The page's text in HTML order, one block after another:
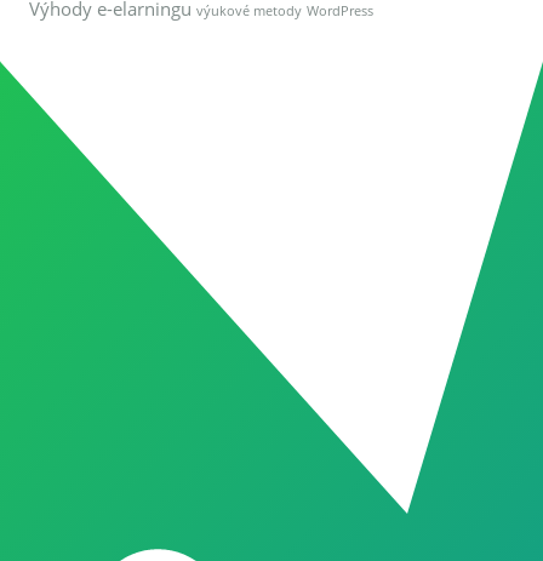
Výhody e-elarningu výukové metody WordPress